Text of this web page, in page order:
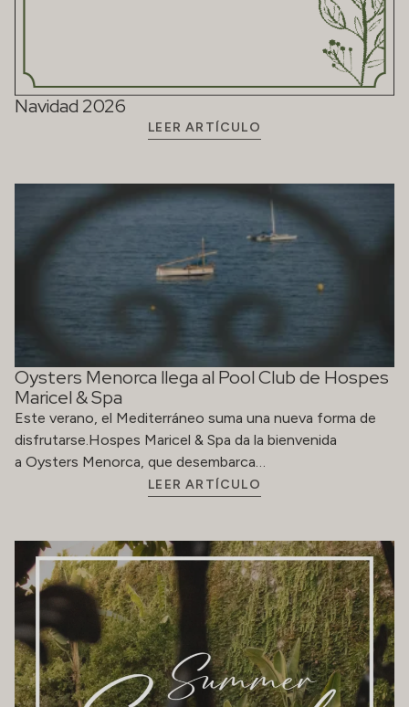
Navidad 2026
LEER ARTÍCULO
Oysters Menorca llega al Pool Club de Hospes
Maricel & Spa
Este verano, el Mediterráneo suma una nueva forma de
disfrutarse.Hospes Maricel & Spa da la bienvenida
a Oysters Menorca, que desembarca…
LEER ARTÍCULO